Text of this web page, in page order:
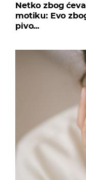
Netko zbog
motiku: Evo
pivo...